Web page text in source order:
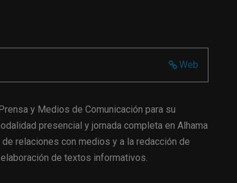
Web
y Medios de Comunicación para su
presencial y jornada completa en Alhama
relaciones con medios y a la redacción de
de textos informativos.